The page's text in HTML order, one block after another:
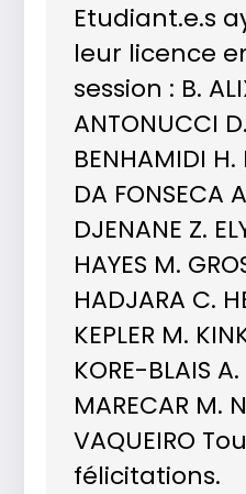
Etudiant.e.s
leur licence
session : B.
ANTONUCCI
BENHAMIDI H.
DA FONSECA
DJENANE Z.
HAYES M.
HADJARA C.
KEPLER M.
KORE-BLAIS
MARECAR M.
VAQUEIRO
félicitations.